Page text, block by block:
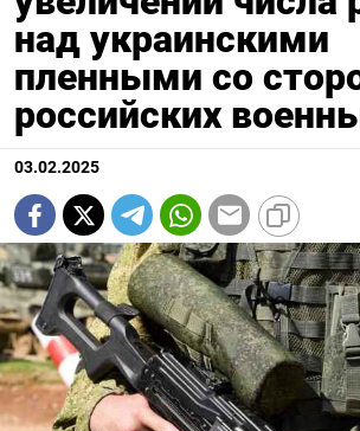
над украинскими
пленными со
российских
03.02.2025